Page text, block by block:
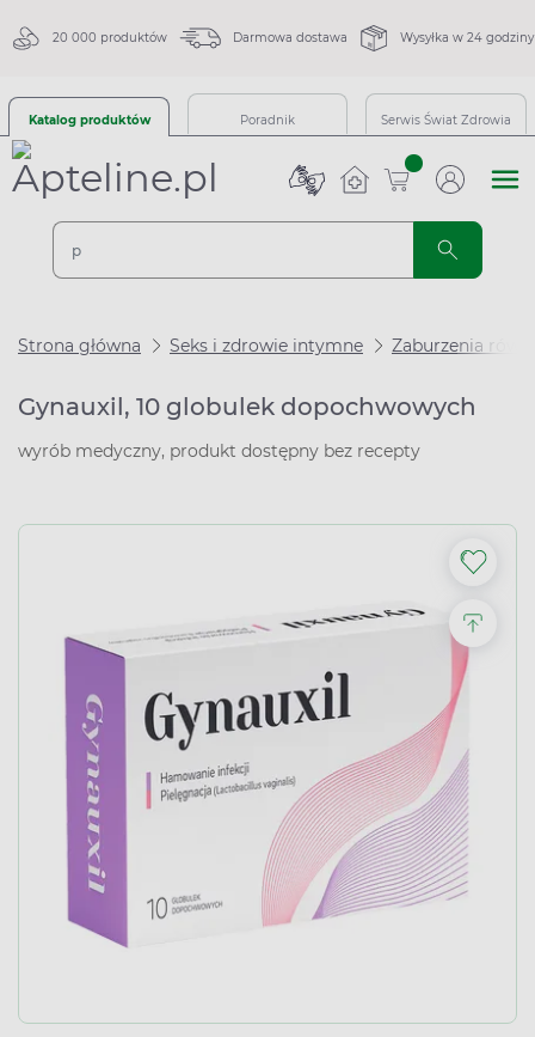
20 000 produktów Darmowa dostawa Wysyłka w 24 godziny
Katalog produktów Poradnik Serwis Świat Zdrowia
sztuk
Strona główna Seks i zdrowie intymne Zaburzenia
Gynauxil, 10 globulek dopochwowych
wyrób medyczny, produkt dostępny bez recepty